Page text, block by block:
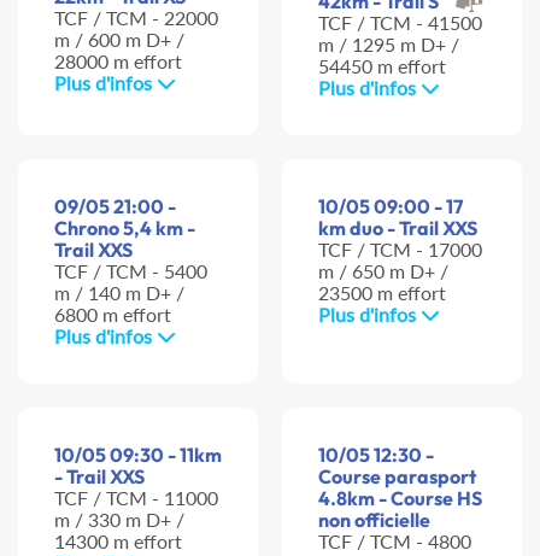
TCF / TCM - 22000
m / 600 m D+ /
28000 m effort
Plus d'infos
TCF / TCM - 41500
m / 1295 m D+ /
54450 m effort
Plus d'infos
09/05 21:00 -
Chrono 5,4 km -
Trail XXS
TCF / TCM - 5400
m / 140 m D+ /
6800 m effort
Plus d'infos
10/05 09:00 - 17
km duo - Trail XXS
TCF / TCM - 17000
m / 650 m D+ /
23500 m effort
Plus d'infos
10/05 09:30 - 11km
- Trail XXS
TCF / TCM - 11000
m / 330 m D+ /
14300 m effort
10/05 12:30 -
Course parasport
4.8km - Course HS
non officielle
TCF / TCM - 4800